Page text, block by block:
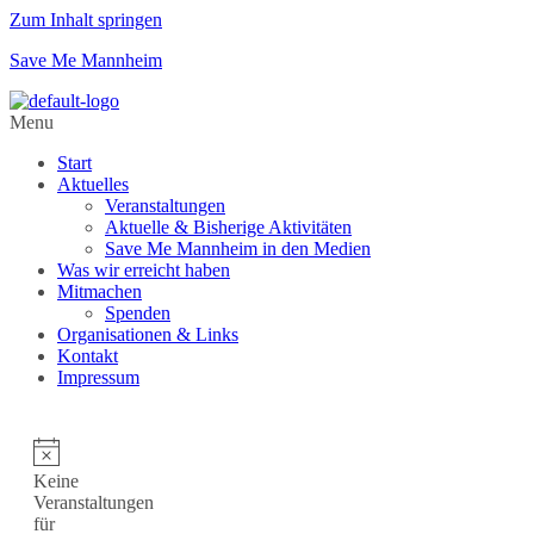
Zum Inhalt springen
Save Me Mannheim
Menu
Start
Aktuelles
Veranstaltungen
Aktuelle & Bisherige Aktivitäten
Save Me Mannheim in den Medien
Was wir erreicht haben
Mitmachen
Spenden
Organisationen & Links
Kontakt
Impressum
Keine
Veranstaltungen
für